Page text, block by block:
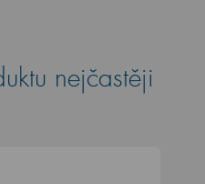
nejčastěji